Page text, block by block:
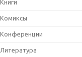
Книги
Комиксы
Конференции
Литература